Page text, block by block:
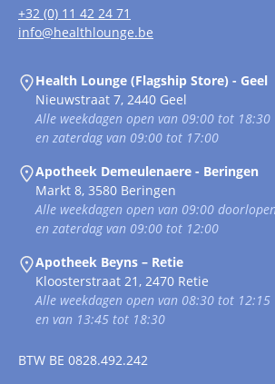
+32 (0) 11 42 24 71
info@healthlounge.be
Health Lounge (Flagship Store) - Geel
Nieuwstraat 7, 2440 Geel
Alle weekdagen open van 09:00 tot 18:30
en zaterdag van 09:00 tot 17:00
Apotheek Demeulenaere - Beringen
Markt 8, 3580 Beringen
Alle weekdagen open van 09:00
en zaterdag van 09:00 tot 12:00
Apotheek Beyns – Retie
Kloosterstraat 21, 2470 Retie
Alle weekdagen open van 08:30 tot 12:15
en van 13:45 tot 18:30
BTW BE 0828.492.242